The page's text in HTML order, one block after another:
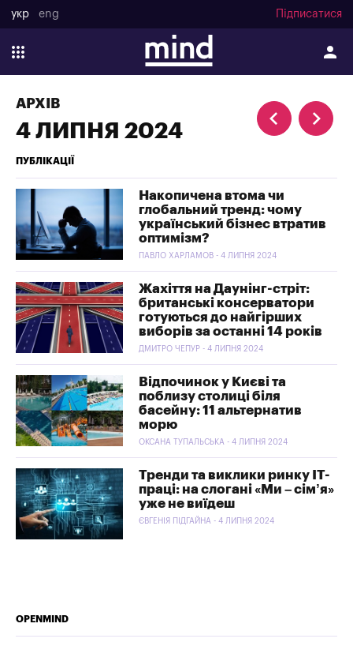
укр eng Підписатися
АРХІВ
4 ЛИПНЯ 2024
ПУБЛІКАЦІЇ
Накопичена втома чи
глобальний тренд: чому
український бізнес втратив
оптимізм?
ПАВЛО ХАРЛАМОВ - 4 ЛИПНЯ 2024
Жахіття на Даунінг-стріт:
британські консерватори
готуються до найгірших
виборів за останні 14 років
ДМИТРО ЧЕПУР - 4 ЛИПНЯ 2024
Відпочинок у Києві та
поблизу столиці біля
басейну: 11 альтернатив
морю
ОКСАНА ТУПАЛЬСЬКА - 4 ЛИПНЯ 2024
Тренди та виклики ринку ІТ-
праці: на слогані «Ми – сім’я»
уже не виїдеш
ЄВГЕНІЯ ПІДГАЙНА - 4 ЛИПНЯ 2024
OPENMIND